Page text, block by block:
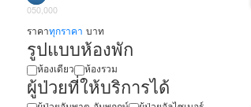
050,000
ราคาทุกราคา บาท
รูปแบบห้องพัก
ห้องเดียว ห้องรวม
ผู้ป่วยที่ให้บริการได้